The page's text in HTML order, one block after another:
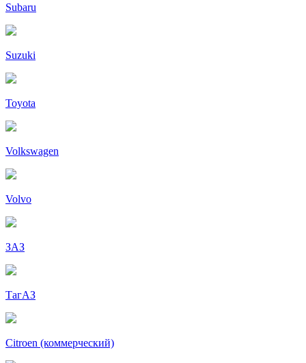
Subaru
Suzuki
Toyota
Volkswagen
Volvo
ЗАЗ
ТагАЗ
Citroen (коммерческий)